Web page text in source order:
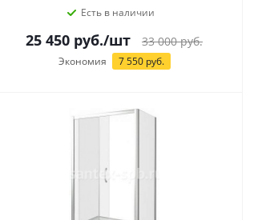
Есть в наличии
25 450 руб./шт 33 000руб.
Экономия 7 550руб.